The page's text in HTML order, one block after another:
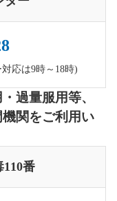
応は9時～18時)
過量服用等、
関をご利用い
番